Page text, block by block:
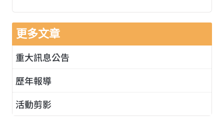
更多文章
重大訊息公告
歷年報導
活動剪影